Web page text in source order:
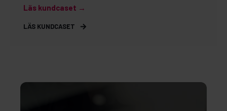
Läs kundcaset →
LÄS KUNDCASET